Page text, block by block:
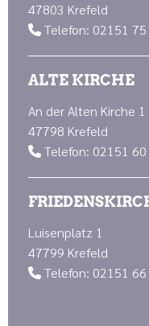
47803 Krefeld
 Telefon: 02151
ALTE KIRCHE
An der Alten Kirche 1
47798 Krefeld
 Telefon: 02151
Luisenplatz 1
47799 Krefeld
 Telefon: 02151 66